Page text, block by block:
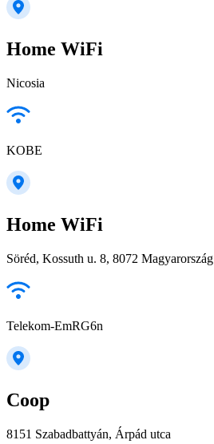
Home WiFi
Nicosia
KOBE
Home WiFi
Söréd, Kossuth u. 8, 8072 Magyarország
Telekom-EmRG6n
Coop
8151 Szabadbattyán, Árpád utca